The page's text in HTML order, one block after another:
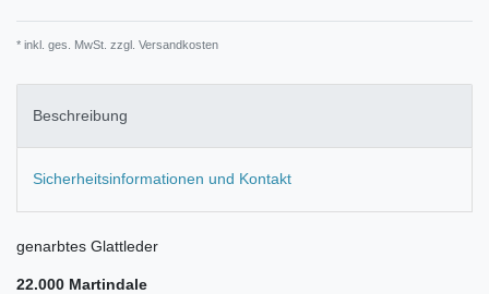
* inkl. ges. MwSt. zzgl. Versandkosten
Beschreibung
Sicherheitsinformationen und Kontakt
genarbtes Glattleder
22.000 Martindale